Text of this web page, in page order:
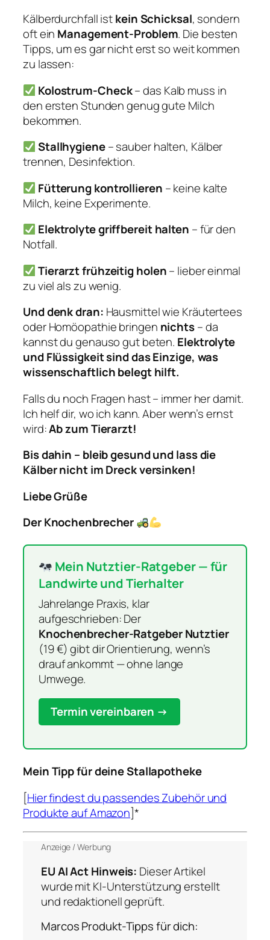
Kälberdurchfall istkein Schicksal, sondern
oft ein Management-Problem. Die besten
Tipps, um es gar nicht erst so weit kommen
zu lassen:
Kolostrum-Check– das Kalb muss in
den ersten Stunden genug gute Milch
bekommen.
Stallhygiene– sauber halten, Kälber
trennen, Desinfektion.
Fütterung kontrollieren – keine kalte
Milch, keine Experimente.
Elektrolyte griffbereit halten – für den
Notfall.
Tierarzt frühzeitig holen– lieber einmal
zu viel als zu wenig.
Und denk dran: Hausmittel wie Kräutertees
oder Homöopathie bringen nichts– da
kannst du genauso gut beten. Elektrolyte
und Flüssigkeit sind das Einzige, was
wissenschaftlich belegt hilft.
Falls du noch Fragen hast – immer her damit.
Ich helf dir, wo ich kann. Aber wenn’s ernst
wird:Ab zum Tierarzt!
Bis dahin – bleib gesund und lass die
Kälber nicht im Dreck versinken!
Liebe Grüße
Der Knochenbrecher
Mein Nutztier-Ratgeber — für
Landwirte und Tierhalter
Jahrelange Praxis, klar
aufgeschrieben: Der
Knochenbrecher-Ratgeber Nutztier
(19 €) gibt dir Orientierung, wenn’s
drauf ankommt — ohne lange
Umwege.
Termin vereinbaren →
Mein Tipp für deine Stallapotheke
[Hier findest du passendes Zubehör und
Produkte auf Amazon]*
Anzeige / Werbung
EU AI Act Hinweis: Dieser Artikel
wurde mit KI-Unterstützung erstellt
und redaktionell geprüft.
Marcos Produkt-Tipps für dich: